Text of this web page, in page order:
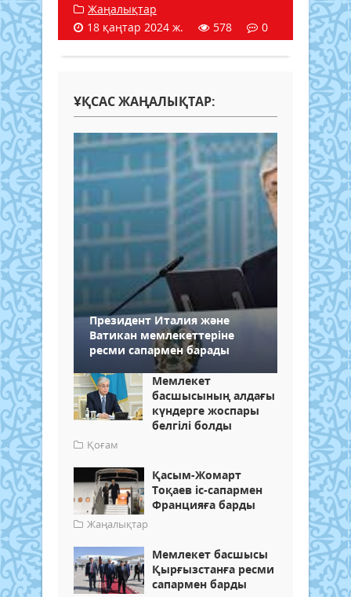
Жаңалықтар
18 қаңтар 2024 ж.
578 0
ҰҚСАС ЖАҢАЛЫҚТАР:
Президент Италия және
Ватикан мемлекеттеріне
ресми сапармен барады
Мемлекет
басшысының алдағы
күндерге жоспары
белгілі болды
Қоғам
Қасым-Жомарт
Тоқаев іс-сапармен
Францияға барды
Жаңалықтар
Мемлекет басшысы
Қырғызстанға ресми
сапармен барды